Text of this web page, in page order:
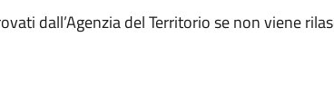
dall’Agenzia del Territorio se non viene